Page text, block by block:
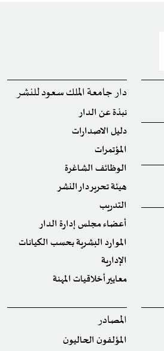
دار جامعة الملك سعود للنشر
نبذة عن الدار
دليل الاصدارات
المؤتمرات
الوظائف الشاغرة
هيئة تحرير دار النشر
التدريب
أعضاء مجلس إدارة الدار
الموارد البشرية بحسب الكيانات
الإدارية
معايير أخلاقيات المهنة
المصادر
المؤلفون الحاليون